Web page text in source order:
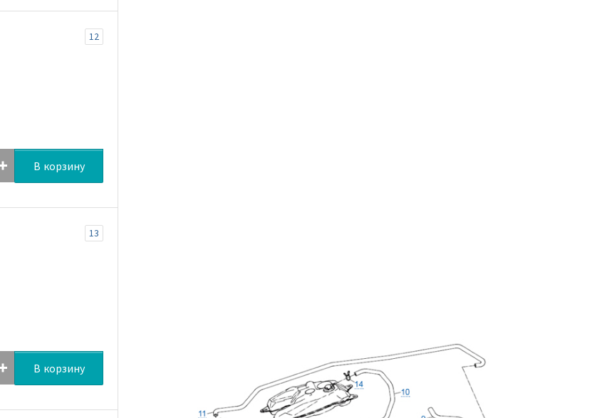
12
В корзину
13
В корзину